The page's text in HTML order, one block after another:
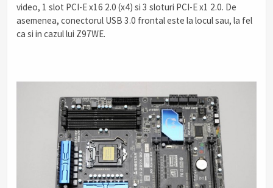
video, 1 slot PCI-E x16 2.0 (x4) si 3 sloturi PCI-E x1 2.0. De
asemenea, conectorul USB 3.0 frontal este la locul sau, la fel
ca si in cazul lui Z97WE.